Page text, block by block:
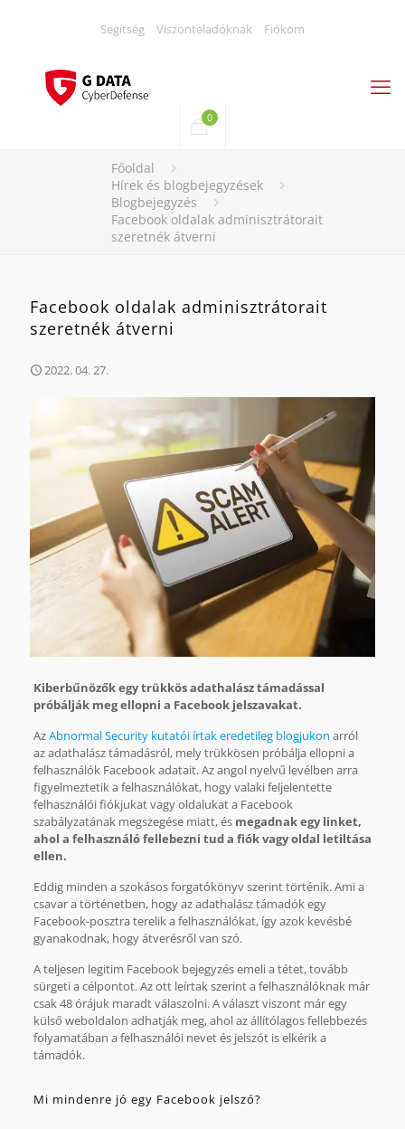
Segítség Viszonteladóknak Fiókom
0
Főoldal
Hírek és blogbejegyzések
Blogbejegyzés
Facebook oldalak adminisztrátorait
szeretnék átverni
Facebook oldalak adminisztrátorait
szeretnék átverni
2022. 04. 27.
Kiberbűnözők egy trükkös adathalász támadással
próbálják meg ellopni a Facebook jelszavakat.
AzAbnormal Security kutatói írtak eredetileg blogjukon arról
az adathalász támadásról, mely trükkösen próbálja ellopni a
felhasználók Facebook adatait. Az angol nyelvű levélben arra
figyelmeztetik a felhasználókat, hogy valaki feljelentette
felhasználói fiókjukat vagy oldalukat a Facebook
szabályzatának megszegése miatt, és megadnak egy linket,
ahol a felhasználó fellebezni tud a fiók vagy oldal letiltása
ellen.
Eddig minden a szokásos forgatókönyv szerint történik. Ami a
csavar a történetben, hogy az adathalász támadók egy
Facebook-posztra terelik a felhasználókat, így azok kevésbé
gyanakodnak, hogy átverésről van szó.
A teljesen legitim Facebook bejegyzés emeli a tétet, tovább
sürgeti a célpontot. Az ott leírtak szerint a felhasználóknak már
csak 48 órájuk maradt válaszolni. A választ viszont már egy
külső weboldalon adhatják meg, ahol az állítólagos fellebbezés
folyamatában a felhasználói nevet és jelszót is elkérik a
támadók.
Mi mindenre jó egy Facebook jelszó?